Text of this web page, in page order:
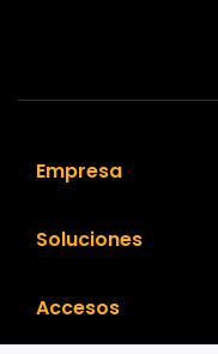
Empresa
Soluciones
Accesos